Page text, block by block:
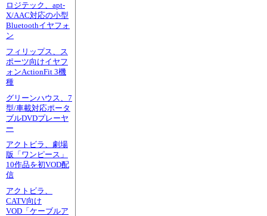
ロジテック、apt-
X/AAC対応の小型
Bluetoothイヤフォ
ン
フィリップス、ス
ポーツ向けイヤフ
ォンActionFit 3機
種
グリーンハウス、7
型/車載対応ポータ
ブルDVDプレーヤ
ー
アクトビラ、劇場
版「ワンピース」
10作品を初VOD配
信
アクトビラ、
CATV向け
VOD「ケーブルア